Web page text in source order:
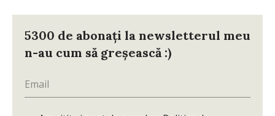
5300 de abonați la newsletterul meu
n-au cum să greșească :)